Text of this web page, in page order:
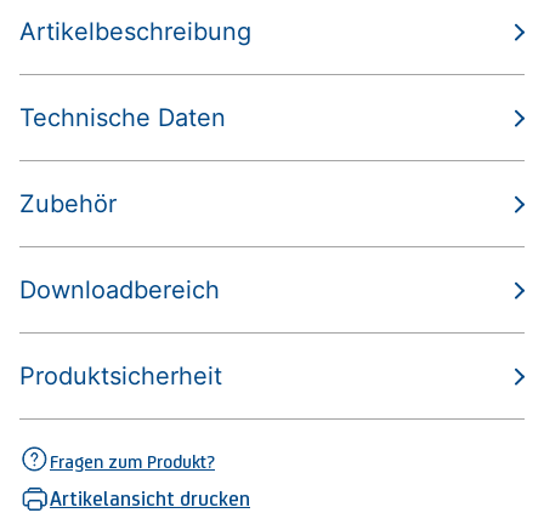
Artikelbeschreibung
Technische Daten
Zubehör
Downloadbereich
Produktsicherheit
Fragen zum Produkt?
Artikelansicht drucken